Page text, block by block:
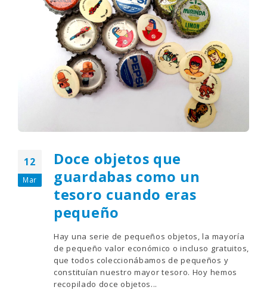
12
Mar
Doce objetos que
guardabas como un
tesoro cuando eras
pequeño
Hay una serie de pequeños objetos, la mayoría
de pequeño valor económico o incluso gratuitos,
que todos coleccionábamos de pequeños y
constituían nuestro mayor tesoro. Hoy hemos
recopilado doce objetos...